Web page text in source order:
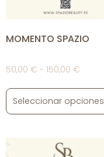
MOMENTO SPAZIO
50,00 € - 150,00 €
Seleccionar opciones